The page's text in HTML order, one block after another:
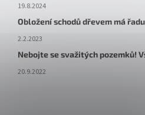
19.8.2024
Obložení schodů dřevem má
2.2.2023
Nebojte se svažitých pozemků!
20.9.2022